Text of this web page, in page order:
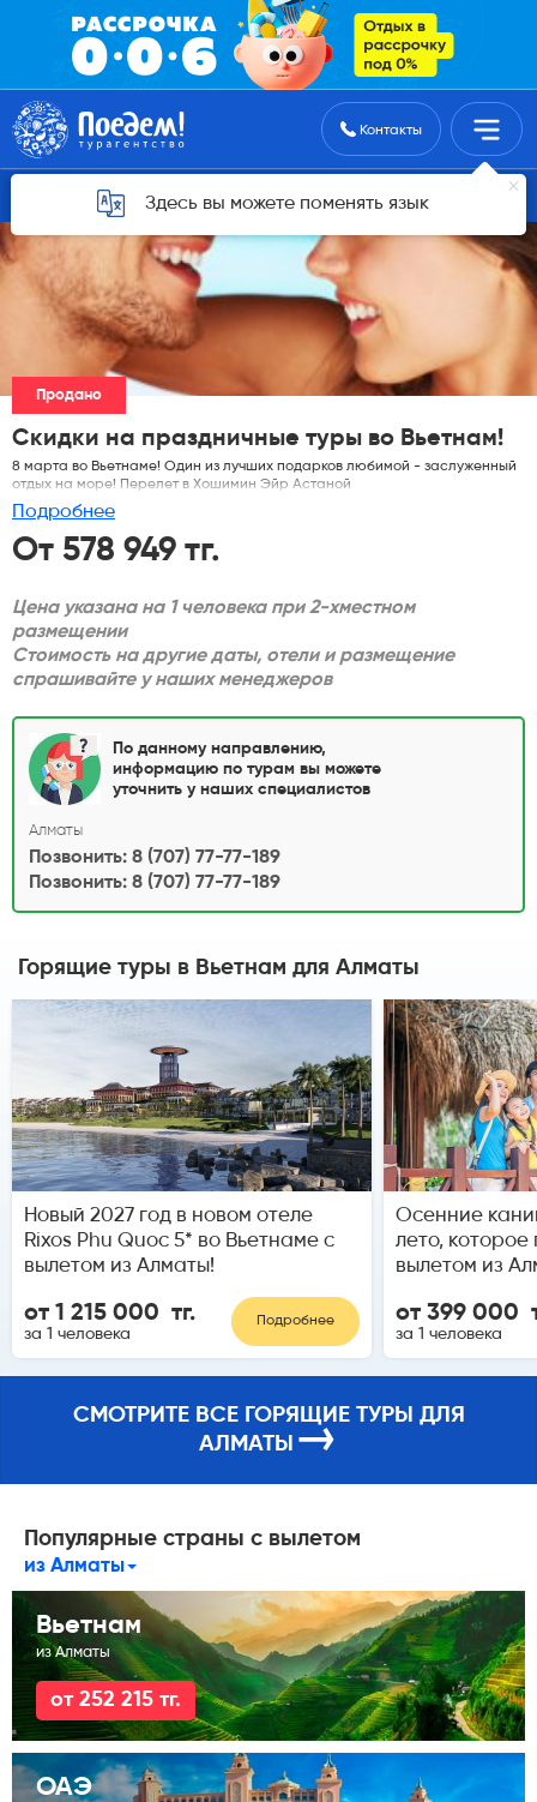
Поиск туровКонтакты
Здесь вы можете поменять язык
Горящие туры для Алматы
Продано
Скидки на праздничные туры во Вьетнам!
8 марта во Вьетнаме! Один из лучших подарков любимой - заслуженный
отдых на море! Перелет в Хошимин Эйр Астаной
Подробнее
От 578 949 тг.
Цена указана на 1 человека при 2-хместном
размещении
Стоимость на другие даты, отели и размещение
спрашивайте у наших менеджеров
По данному направлению,
информацию по турам вы можете
уточнить у наших специалистов
Алматы
Позвонить: 8 (707) 77-77-189
Позвонить: 8 (707) 77-77-189
Горящие туры в Вьетнам для Алматы
Новый 2027 год в новом отеле
Rixos Phu Quoc 5* во Вьетнаме с
вылетом из Алматы!
от 1 215 000 тг.
за 1 человека
Подробнее
Осенние
лето,
вылетом из
от 399 000
за 1 человека
СМОТРИТЕ ВСЕ ГОРЯЩИЕ ТУРЫ ДЛЯ
АЛМАТЫ →
Популярные страны с вылетом
из Алматы
Вьетнам
из Алматы
от 252 215 тг.
ОАЭ